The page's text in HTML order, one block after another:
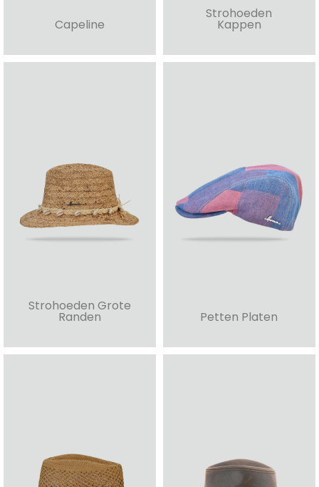
Capeline
Strohoeden
Kappen
Strohoeden Grote
Randen Petten Platen